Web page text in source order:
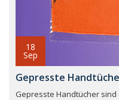
18
Sep
Gepresste
Gepresste Handtücher